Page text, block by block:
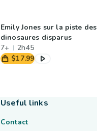
Emily Jones sur la piste des
dinosaures disparus
7+
2h45
$17.99
Useful links
Contact